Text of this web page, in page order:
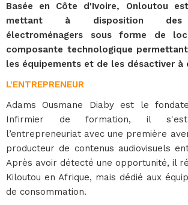
Basée en Côte d'Ivoire, Onloutou
mettant à disposition des
électroménagers sous forme de
composante technologique
les équipements et de les désactiver à
L'ENTREPRENEUR
Adams Ousmane Diaby est le
Infirmier de formation, il
l’entrepreneuriat avec une première
producteur de contenus audiovisuels
Après avoir détecté une opportunité, il
Kiloutou en Afrique, mais dédié aux
de consommation.